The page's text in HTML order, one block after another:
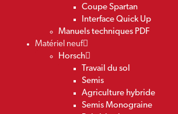
Coupe Spartan
Interface Quick Up
Manuels techniques PDF
Matériel neuf
Horsch
Travail du sol
Semis
Agriculture hybride
Semis Monograine